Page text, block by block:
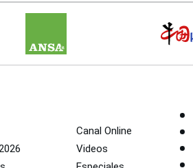
Canal Online
Videos